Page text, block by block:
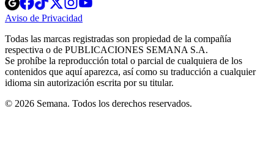
in
new
in
new
in
new
window
new
windowwindow
Aviso de Privacidad
new
window
Todas las marcas registradas son propiedad de la compañía
respectiva o de PUBLICACIONES SEMANA S.A.
Se prohíbe la reproducción total o parcial de cualquiera de los
contenidos que aquí aparezca, así como su traducción a cualquier
idioma sin autorización escrita por su titular.
© 2026 Semana. Todos los derechos reservados.